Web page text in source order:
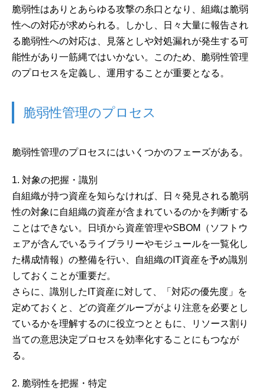
脆弱性はありとあらゆる攻撃の糸口となり、組織は脆弱
性への対応が求められる。しかし、日々大量に報告され
る脆弱性への対応は、見落としや対処漏れが発生する可
能性があり一筋縄ではいかない。このため、脆弱性管理
のプロセスを定義し、運用することが重要となる。
脆弱性管理のプロセス
脆弱性管理のプロセスにはいくつかのフェーズがある。
1. 対象の把握・識別
自組織が持つ資産を知らなければ、日々発見される脆弱
性の対象に自組織の資産が含まれているのかを判断する
ことはできない。日頃から資産管理やSBOM（ソフトウ
ェアが含んでいるライブラリーやモジュールを一覧化し
た構成情報）の整備を行い、自組織のIT資産を予め識別
しておくことが重要だ。
さらに、識別したIT資産に対して、「対応の優先度」を
定めておくと、どの資産グループがより注意を必要とし
ているかを理解するのに役立つとともに、リソース割り
当ての意思決定プロセスを効率化することにもつなが
る。
2. 脆弱性を把握・特定